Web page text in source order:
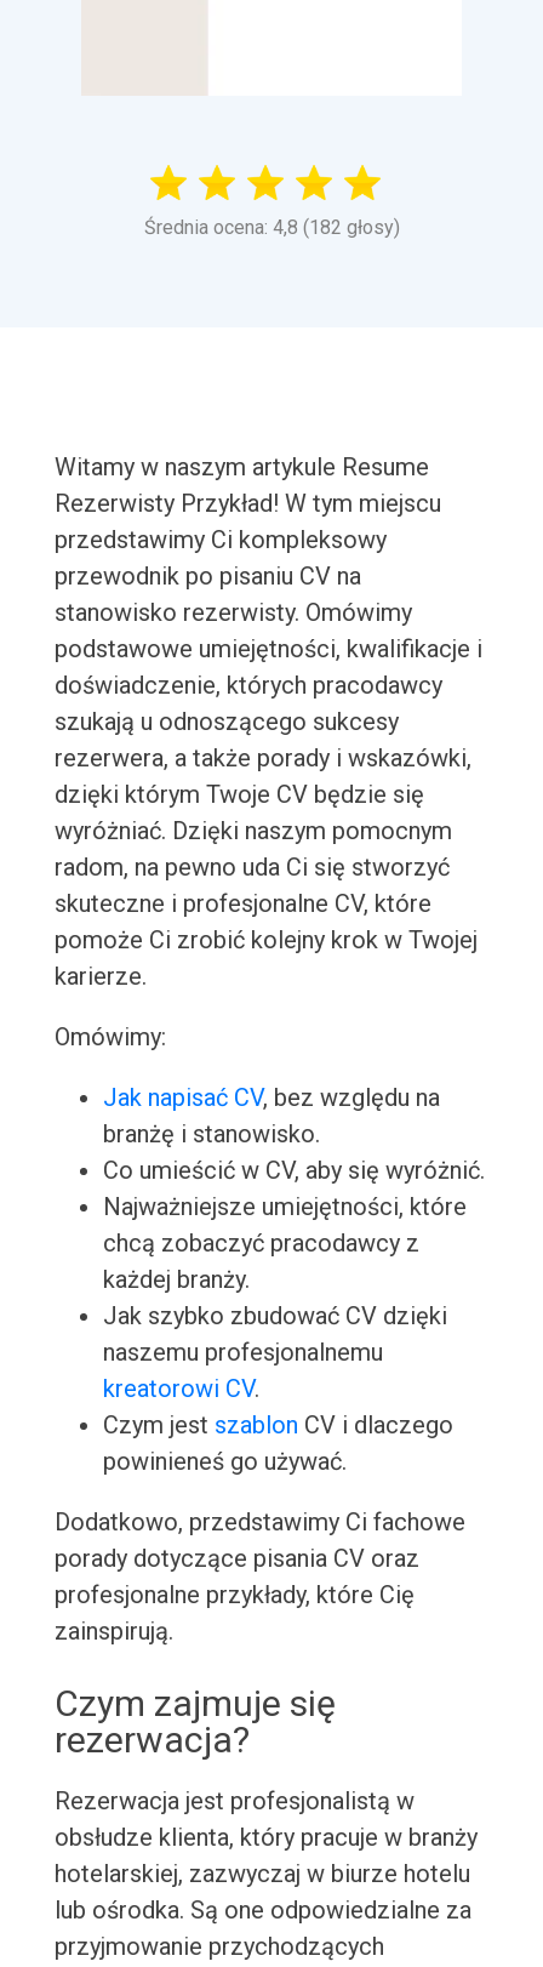
Średnia ocena: 4,8 (182 głosy)
Witamy w naszym artykule Resume
Rezerwisty Przykład! W tym miejscu
przedstawimy Ci kompleksowy
przewodnik po pisaniu CV na
stanowisko rezerwisty. Omówimy
podstawowe umiejętności, kwalifikacje i
doświadczenie, których pracodawcy
szukają u odnoszącego sukcesy
rezerwera, a także porady i wskazówki,
dzięki którym Twoje CV będzie się
wyróżniać. Dzięki naszym pomocnym
radom, na pewno uda Ci się stworzyć
skuteczne i profesjonalne CV, które
pomoże Ci zrobić kolejny krok w Twojej
karierze.
Omówimy:
Jak napisać CV, bez względu na
branżę i stanowisko.
Co umieścić w CV, aby się wyróżnić.
Najważniejsze umiejętności, które
chcą zobaczyć pracodawcy z
każdej branży.
Jak szybko zbudować CV dzięki
naszemu profesjonalnemu
kreatorowi CV.
Czym jest szablon CV i dlaczego
powinieneś go używać.
Dodatkowo, przedstawimy Ci fachowe
porady dotyczące pisania CV oraz
profesjonalne przykłady, które Cię
zainspirują.
Czym zajmuje się
rezerwacja?
Rezerwacja jest profesjonalistą w
obsłudze klienta, który pracuje w branży
hotelarskiej, zazwyczaj w biurze hotelu
lub ośrodka. Są one odpowiedzialne za
przyjmowanie przychodzących